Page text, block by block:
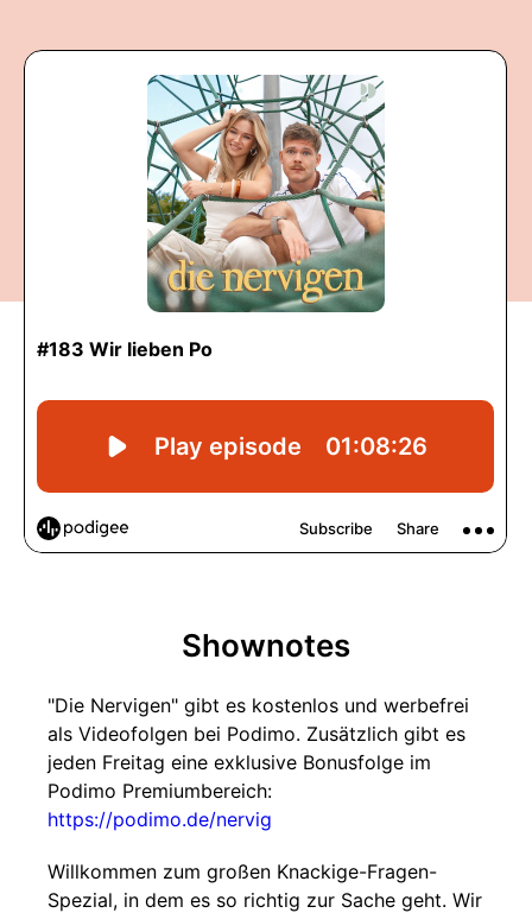
Shownotes
"Die Nervigen" gibt es kostenlos und werbefrei
als Videofolgen bei Podimo. Zusätzlich gibt es
jeden Freitag eine exklusive Bonusfolge im
Podimo Premiumbereich:
https://podimo.de/nervig
Willkommen zum großen Knackige-Fragen-
Spezial, in dem es so richtig zur Sache geht. Wir